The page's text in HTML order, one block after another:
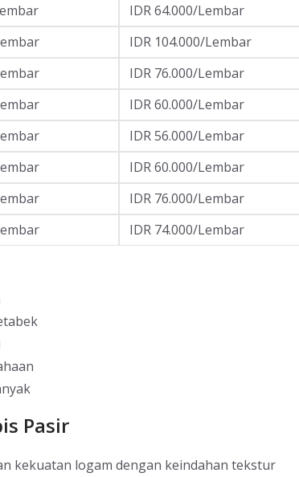
IDR 64.000/Lembar
IDR 104.000/Lembar
IDR 76.000/Lembar
IDR 60.000/Lembar
IDR 56.000/Lembar
IDR 60.000/Lembar
IDR 76.000/Lembar
IDR 74.000/Lembar
Pasir
kekuatan logam dengan keindahan tekstur